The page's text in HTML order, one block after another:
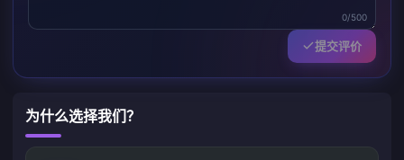
0/500
提交评价
为什么选择我们？